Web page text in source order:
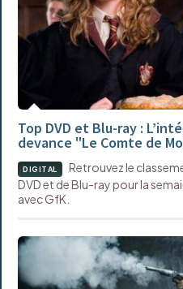
Top DVD et Blu-ray :
devance "Le Comte de
DIGITAL
Retrouvez le
DVD et de Blu-ray pour la
avec GfK.